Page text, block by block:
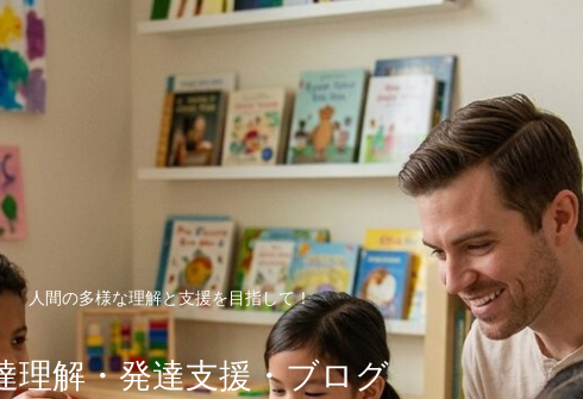
人間の多様な理解と支援を目指して！
理解・発達支援・ブログ